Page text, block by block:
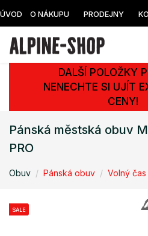
ÚVOD O NÁKUPU PRODEJNY
DALŠÍ POLOŽKY
NENECHTE SI UJÍT
CENY!
Pánská městská obuv
PRO
Obuv Pánská obuv Volný čas
SALE